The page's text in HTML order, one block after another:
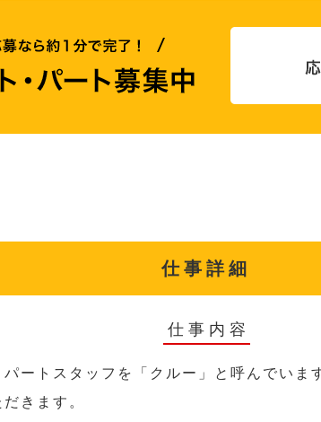
仕事詳細
仕事内容
ートスタッフを「クルー」と呼んでいま
きます。